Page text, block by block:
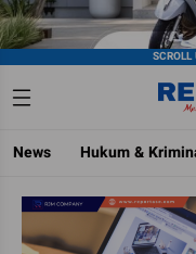
News Hukum &